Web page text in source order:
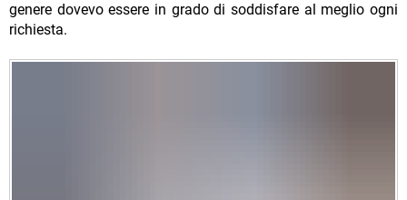
genere dovevo essere in grado di soddisfare al meglio ogni
richiesta.